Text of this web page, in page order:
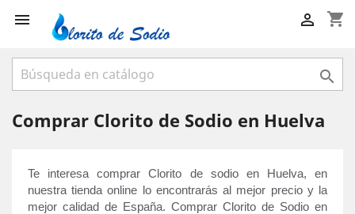
 shopping_cart


Comprar Clorito de Sodio en Huelva
Te interesa comprar Clorito de sodio en Huelva, en
nuestra tienda online lo encontrarás al mejor precio y la
mejor calidad de España. Comprar Clorito de Sodio en